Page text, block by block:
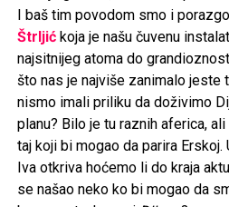
I baš tim povodom smo i
Štrljićkoja je našu čuvenu
najsitnijeg atoma do
što nas je najviše zanimalo jeste
nismo imali priliku da doživimo
planu? Bilo je tu raznih aferica,
taj koji bi mogao da parira Erskoj.
Iva otkriva hoćemo li do kraja
se našao neko ko bi mogao da